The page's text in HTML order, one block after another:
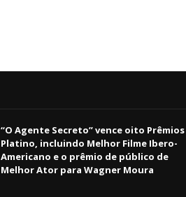
“O Agente Secreto” vence oito Prêmios
Platino, incluindo Melhor Filme Ibero-
Americano e o prêmio de público de
Melhor Ator para Wagner Moura